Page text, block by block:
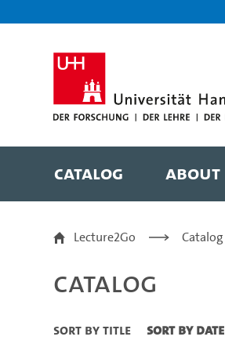
Catalog About
Catalog
Lecture2Go Catalog
Catalog
Sort By Title Sort By Date